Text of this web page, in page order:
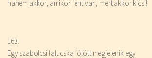
hanem akkor, amikor fent van, mert akkor kicsi!
163.
Egy szabolcsi falucska fölött megjelenik egy